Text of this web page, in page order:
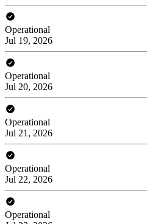
Operational
Jul 19, 2026
Operational
Jul 20, 2026
Operational
Jul 21, 2026
Operational
Jul 22, 2026
Operational